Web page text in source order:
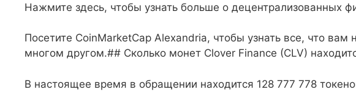
Нажмите здесь, чтобы узнать больше о децентрализованных
Посетите CoinMarketCap Alexandria, чтобы узнать все, что вам
многом другом.## Сколько монет Clover Finance (CLV)
В настоящее время в обращении находится 128 777 778